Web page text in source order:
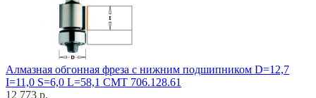
Алмазная обгонная фреза с нижним подшипником D=12,7
I=11,0 S=6,0 L=58,1 CMT 706.128.61
12 773 р.